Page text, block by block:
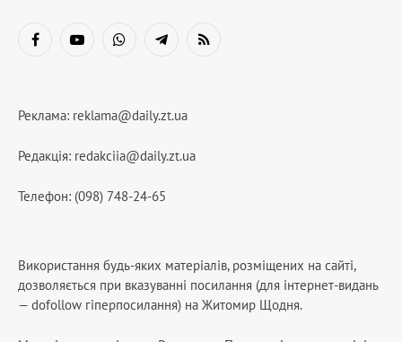
FacebookYouTubeWhatsAppTelegramRSS
Реклама: reklama@daily.zt.ua
Редакція: redakciia@daily.zt.ua
Телефон: (098) 748-24-65
Використання будь-яких матеріалів, розміщених на сайті,
дозволяється при вказуванні посилання (для інтернет-видань
— dofollow гіперпосилання) на Житомир Щодня.